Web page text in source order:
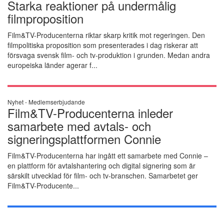
Starka reaktioner på undermålig
filmproposition
Film&TV-Producenterna riktar skarp kritik mot regeringen. Den
filmpolitiska proposition som presenterades i dag riskerar att
försvaga svensk film- och tv-produktion i grunden. Medan andra
europeiska länder agerar f...
Nyhet - Medlemserbjudande
Film&TV-Producenterna inleder
samarbete med avtals- och
signeringsplattformen Connie
Film&TV-Producenterna har ingått ett samarbete med Connie –
en plattform för avtalshantering och digital signering som är
särskilt utvecklad för film- och tv-branschen. Samarbetet ger
Film&TV-Producente...